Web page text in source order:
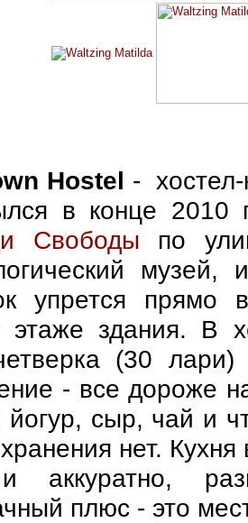
Hostel -
в конце 2010
Свободы по
упрется прямо
этаже здания. В
(30
- все дороже
йогур, сыр, чай и
нет.
аккуратно,
плюс - это